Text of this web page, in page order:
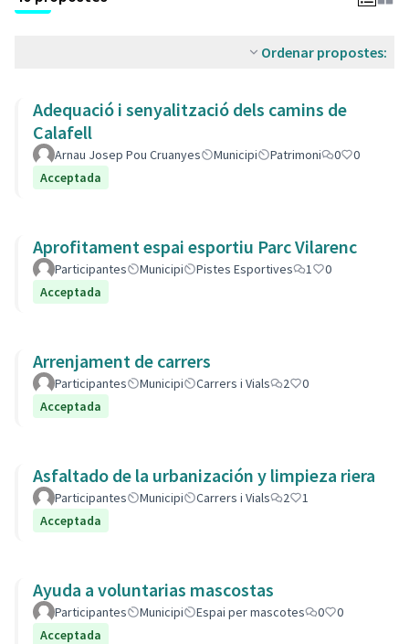
Ordenar propostes:
Adequació i senyalització dels camins de
Calafell
Arnau Josep Pou Cruanyes Municipi Patrimoni 0
0
Acceptada
Aprofitament espai esportiu Parc Vilarenc
Participantes Municipi Pistes Esportives 1
0
Acceptada
Arrenjament de carrers
Participantes Municipi Carrers i Vials 2
0
Acceptada
Asfaltado de la urbanización y limpieza riera
Participantes Municipi Carrers i Vials 2
1
Acceptada
Ayuda a voluntarias mascostas
Participantes Municipi Espai per mascotes 0
0
Acceptada